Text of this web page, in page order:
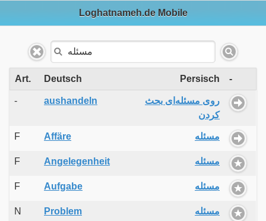
Loghatnameh.de Mobile
Art. Deutsch Persisch -
- aushandeln
روی مسئله‌ای بحث
کردن
F Affäre مسئله
F Angelegenheit مسئله
F Aufgabe مسئله
N Problem مسئله